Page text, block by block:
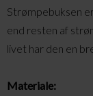
Strømpebuksen
end resten af
livet har den en
Materiale: